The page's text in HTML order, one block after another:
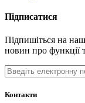
Підписатися
Підпишіться на
новин про функції
Контакти